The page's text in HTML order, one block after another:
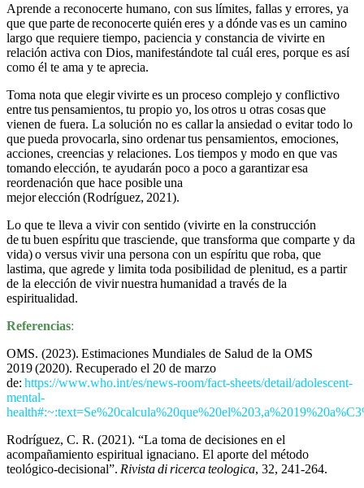
Aprende a reconocerte humano, con sus límites, fallas y errores, ya
que que parte de reconocerte quién eres y a dónde vas es un camino
largo que requiere tiempo, paciencia y constancia de vivirte en
relación activa con Dios, manifestándote tal cuál eres, porque es así
como él te ama y te aprecia.
Toma nota que elegir vivirte es un proceso complejo y conflictivo
entre tus pensamientos, tu propio yo, los otros u otras cosas que
vienen de fuera. La solución no es callar la ansiedad o evitar todo lo
que pueda provocarla, sino ordenar tus pensamientos, emociones,
acciones, creencias y relaciones. Los tiempos y modo en que vas
tomando elección, te ayudarán poco a poco a garantizar esa
reordenación que hace posible una
mejor elección (Rodríguez, 2021).
Lo que te lleva a vivir con sentido (vivirte en la construcción
de tu buen espíritu que trasciende, que transforma que comparte y da
vida) o versus vivir una persona con un espíritu que roba, que
lastima, que agrede y limita toda posibilidad de plenitud, es a partir
de la elección de vivir nuestra humanidad a través de la
espiritualidad.
Referencias:
OMS. (2023). Estimaciones Mundiales de Salud de la OMS
2019 (2020). Recuperado el 20 de marzo
de: https://www.who.int/es/news-room/fact-sheets/detail/adolescent-
mental-
Rodríguez, C. R. (2021). “La toma de decisiones en el
acompañamiento espiritual ignaciano. El aporte del método
teológico-decisional”. Rivista di ricerca teologica, 32, 241-264.